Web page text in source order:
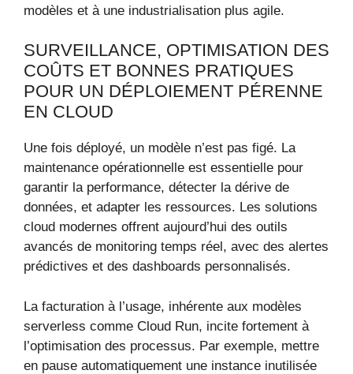
modèles et à une industrialisation plus agile.
SURVEILLANCE, OPTIMISATION DES
COÛTS ET BONNES PRATIQUES
POUR UN DÉPLOIEMENT PÉRENNE
EN CLOUD
Une fois déployé, un modèle n’est pas figé. La
maintenance opérationnelle est essentielle pour
garantir la performance, détecter la dérive de
données, et adapter les ressources. Les solutions
cloud modernes offrent aujourd’hui des outils
avancés de monitoring temps réel, avec des alertes
prédictives et des dashboards personnalisés.
La facturation à l’usage, inhérente aux modèles
serverless comme Cloud Run, incite fortement à
l’optimisation des processus. Par exemple, mettre
en pause automatiquement une instance inutilisée